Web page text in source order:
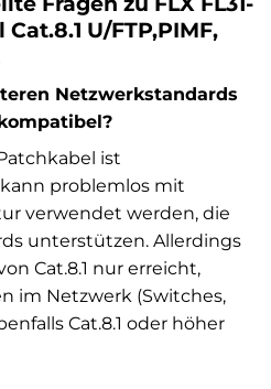
U/FTP,PIMF,
Netzwerkstandards
ist
problemlos mit
verwendet werden, die
unterstützen. Allerdings
Cat.8.1 nur erreicht,
im Netzwerk (Switches,
Cat.8.1 oder höher